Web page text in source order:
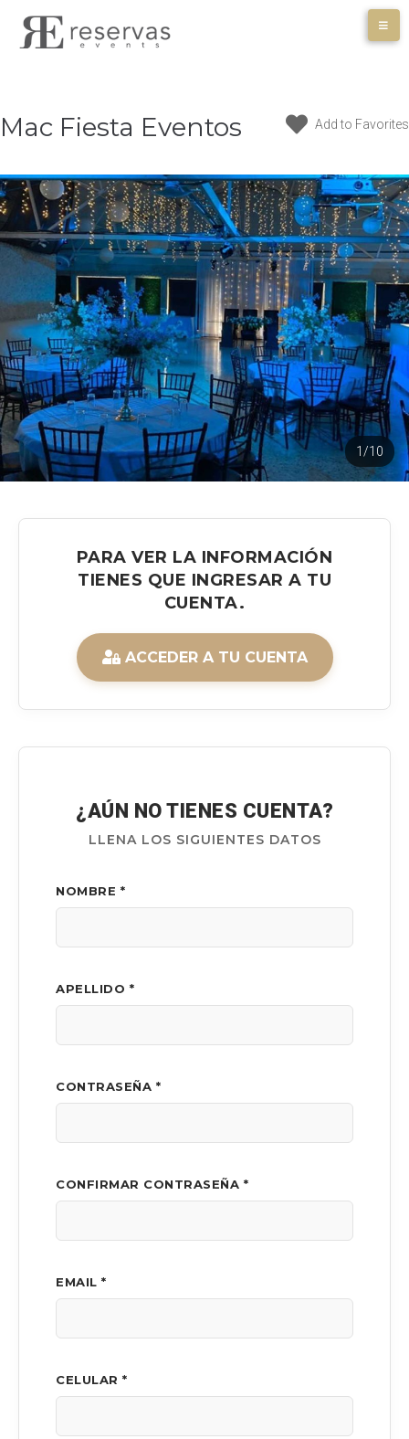
Mac Fiesta Eventos Add to Favorites
1/10
PARA VER LA INFORMACIÓN
TIENES QUE INGRESAR A TU
CUENTA.
ACCEDER A TU CUENTA
¿AÚN NO TIENES CUENTA?
LLENA LOS SIGUIENTES DATOS
NOMBRE *
APELLIDO *
CONTRASEÑA *
CONFIRMAR CONTRASEÑA *
EMAIL *
CELULAR *